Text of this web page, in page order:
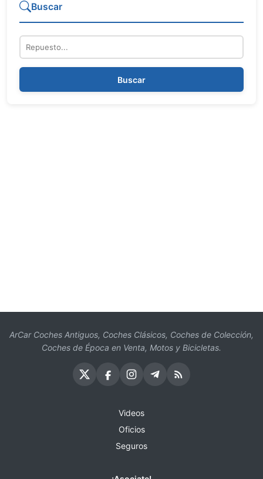
Buscar
Repuesto
Buscar
ArCar Coches Antiguos, Coches Clásicos, Coches de Colección,
Coches de Época en Venta, Motos y Bicicletas.
Videos
Oficios
Seguros